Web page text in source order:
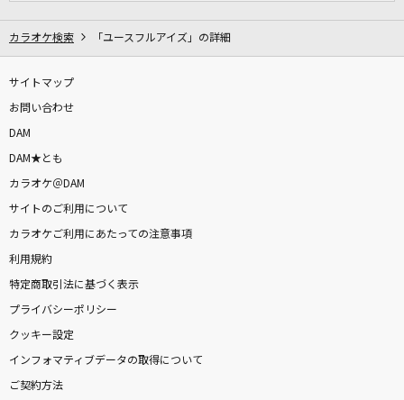
カラオケ検索 「ユースフルアイズ」の詳細
サイトマップ
お問い合わせ
DAM
DAM★とも
カラオケ＠DAM
サイトのご利用について
カラオケご利用にあたっての注意事項
利用規約
特定商取引法に基づく表示
プライバシーポリシー
クッキー設定
インフォマティブデータの取得について
ご契約方法